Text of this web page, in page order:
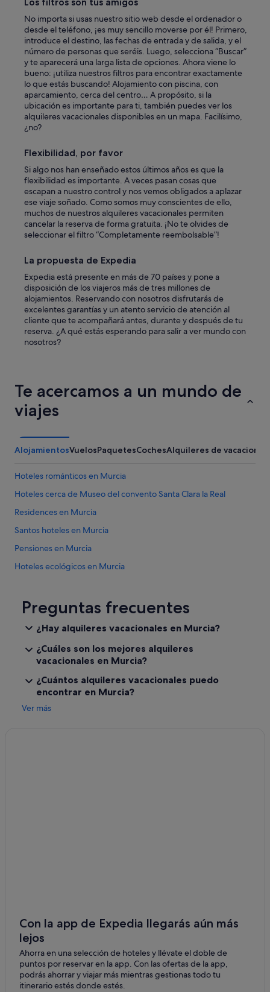
Los filtros son tus amigos
No importa si usas nuestro sitio web desde el ordenador o
desde el teléfono, ¡es muy sencillo moverse por él! Primero,
introduce el destino, las fechas de entrada y de salida, y el
número de personas que seréis. Luego, selecciona “Buscar”
y te aparecerá una larga lista de opciones. Ahora viene lo
bueno: ¡utiliza nuestros filtros para encontrar exactamente
lo que estás buscando! Alojamiento con piscina, con
aparcamiento, cerca del centro… A propósito, si la
ubicación es importante para ti, también puedes ver los
alquileres vacacionales disponibles en un mapa. Facilísimo,
¿no?
Flexibilidad, por favor
Si algo nos han enseñado estos últimos años es que la
flexibilidad es importante. A veces pasan cosas que
escapan a nuestro control y nos vemos obligados a aplazar
ese viaje soñado. Como somos muy conscientes de ello,
muchos de nuestros alquileres vacacionales permiten
cancelar la reserva de forma gratuita. ¡No te olvides de
seleccionar el filtro “Completamente reembolsable”!
La propuesta de Expedia
Expedia está presente en más de 70 países y pone a
disposición de los viajeros más de tres millones de
alojamientos. Reservando con nosotros disfrutarás de
excelentes garantías y un atento servicio de atención al
cliente que te acompañará antes, durante y después de tu
reserva. ¿A qué estás esperando para salir a ver mundo con
nosotros?
Te acercamos a un mundo de
viajes
AlojamientosVuelosPaquetesCochesAlquileres de vacaciones
Hoteles románticos en Murcia
Hoteles cerca de Museo del convento Santa Clara la Real
Residences en Murcia
Santos hoteles en Murcia
Pensiones en Murcia
Hoteles ecológicos en Murcia
Hoteles cerca de Teatro Circo Murcia
Hoteles con bodega en Murcia
Casas rurales en Región de Murcia
Zenit hoteles en Murcia
Murcia hoteles
Hoteles de 3 estrellas en Murcia
Casas de huéspedes en Murcia
Alojamientos agroturísticos en Murcia
Hoteles históricos en Murcia
Preguntas frecuentes
¿Hay alquileres vacacionales en Murcia?
¿Cuáles son los mejores alquileres
vacacionales en Murcia?
¿Cuántos alquileres vacacionales puedo
encontrar en Murcia?
Ver más
Con la app de Expedia llegarás aún más
lejos
Ahorra en una selección de hoteles y llévate el doble de
puntos por reservar en la app. Con las ofertas de la app,
podrás ahorrar y viajar más mientras gestionas todo tu
itinerario estés donde estés.